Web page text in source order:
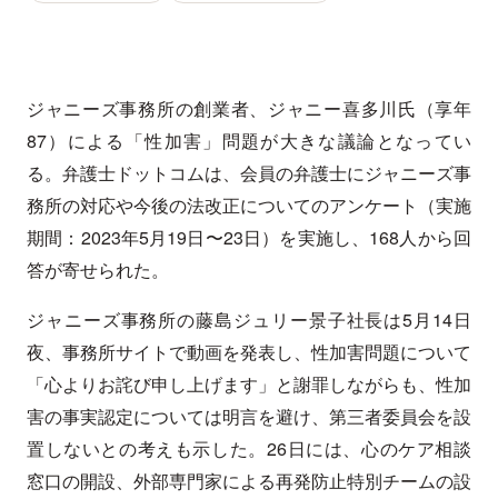
ジャニーズ事務所の創業者、ジャニー喜多川氏（享年
87）による「性加害」問題が大きな議論となってい
る。弁護士ドットコムは、会員の弁護士にジャニーズ事
務所の対応や今後の法改正についてのアンケート（実施
期間：2023年5月19日〜23日）を実施し、168人から回
答が寄せられた。
ジャニーズ事務所の藤島ジュリー景子社長は5月14日
夜、事務所サイトで動画を発表し、性加害問題について
「心よりお詫び申し上げます」と謝罪しながらも、性加
害の事実認定については明言を避け、第三者委員会を設
置しないとの考えも示した。26日には、心のケア相談
窓口の開設、外部専門家による再発防止特別チームの設